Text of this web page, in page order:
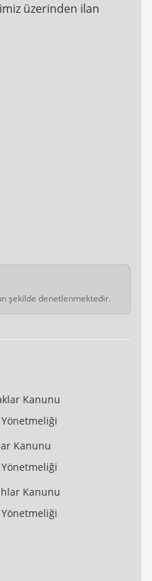
üzerinden ilan
şekilde denetlenmektedir.
Kanunu
Yönetmeliği
Kanunu
Yönetmeliği
Kanunu
Yönetmeliği